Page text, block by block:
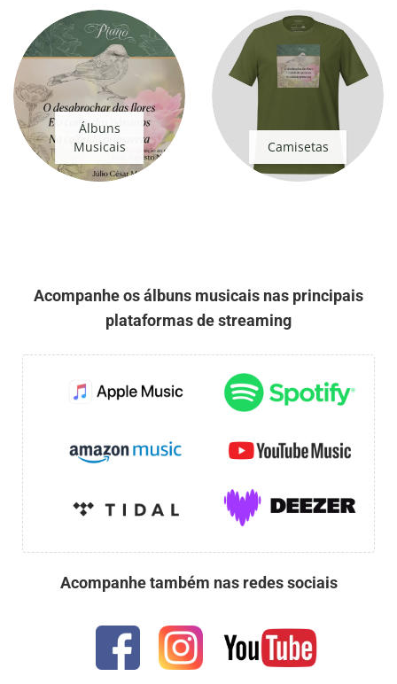
Álbuns
Musicais
Camisetas
Acompanhe os álbuns musicais nas principais
plataformas de streaming
Acompanhe também nas redes sociais